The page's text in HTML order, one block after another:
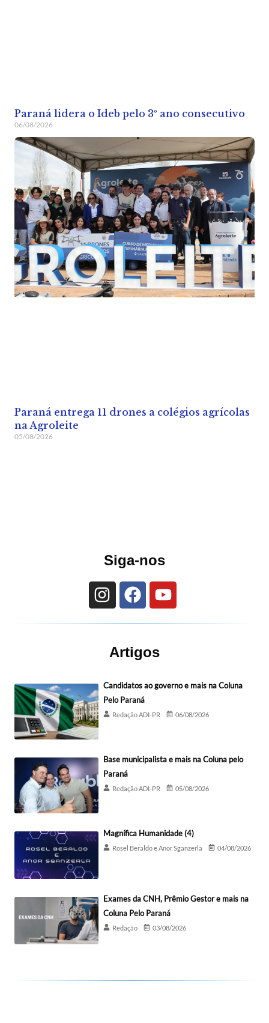
Paraná lidera o Ideb pelo 3º ano consecutivo
06/08/2026
Paraná entrega 11 drones a colégios agrícolas
na Agroleite
05/08/2026
Siga-nos
Artigos
Candidatos ao governo e mais na Coluna
Pelo Paraná
Redação ADI-PR 06/08/2026
Base municipalista e mais na Coluna pelo
Paraná
Redação ADI-PR 05/08/2026
Magnífica Humanidade (4)
Rosel Beraldo e Anor Sganzerla 04/08/2026
Exames da CNH, Prêmio Gestor e mais na
Coluna Pelo Paraná
Redação 03/08/2026